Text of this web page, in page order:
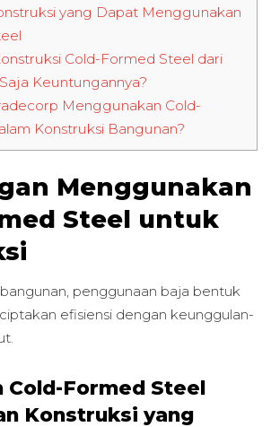
yang Dapat Menggunakan
Cold-Formed Steel dari
Keuntungannya?
Menggunakan Cold-
Konstruksi Bangunan?
Menggunakan
Steel untuk
penggunaan baja bentuk
efisiensi dengan keunggulan-
Cold-Formed Steel
Konstruksi yang